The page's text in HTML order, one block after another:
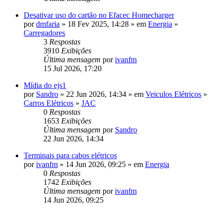
Desativar uso do cartão no Efacec Homecharger
pordmfaria » 18 Fev 2025, 14:28 » em Energia »
Carregadores
3 Respostas
3910 Exibições
Última mensagem porivanfm
15 Jul 2026, 17:20
Mídia do ejs1
por Sandro » 22 Jun 2026, 14:34 » em Veiculos Elétricos »
Carros Elétricos » JAC
0 Respostas
1653 Exibições
Última mensagem por Sandro
22 Jun 2026, 14:34
Terminais para cabos elétricos
porivanfm » 14 Jun 2026, 09:25 » em Energia
0 Respostas
1742 Exibições
Última mensagem porivanfm
14 Jun 2026, 09:25